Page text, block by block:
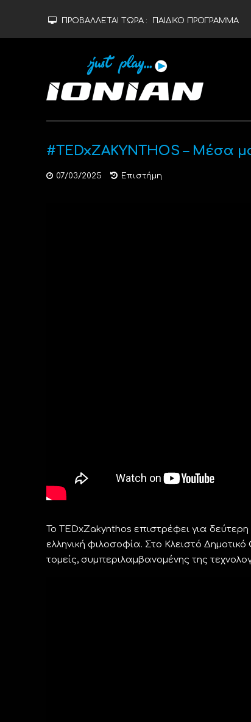
ΠΡΟΒΑΛΛΕΤΑΙ ΤΩΡΑ : ΠΑΙΔΙΚΟ ΠΡΟΓΡΑΜΜΑ
#TEDxZAKYNTHOS – Μέσα
07/03/2025 Επιστήμη
Το TEDxΖakynthos επιστρέφει για
ελληνική φιλοσοφία. Στο Κλειστό
τομείς, συμπεριλαμβανομένης της